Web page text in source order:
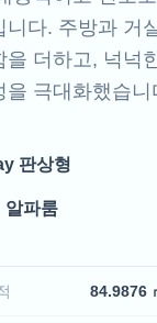
니다. 주방과 거
을 더하고, 넉넉
을 극대화했습니
판상형
알파룸
84.9876